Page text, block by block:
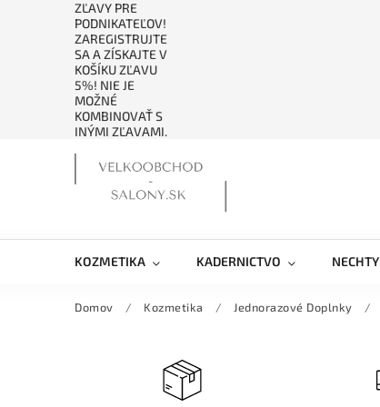
ZĽAVY PRE
PODNIKATEĽOV!
ZAREGISTRUJTE
SA A ZÍSKAJTE V
KOŠÍKU ZĽAVU
5%! NIE JE
MOŽNÉ
KOMBINOVAŤ S
INÝMI ZĽAVAMI.
KOZMETIKA KADERNICTVO NECHTY
Domov / Kozmetika / Jednorazové Doplnky /